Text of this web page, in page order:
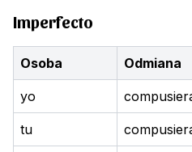
Imperfecto
Osoba Odmiana
yo
tu